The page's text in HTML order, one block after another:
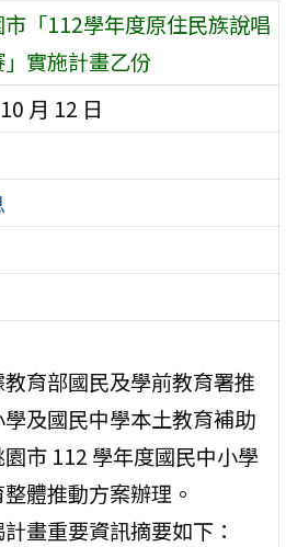
「112學年度原住民族說唱
實施計畫乙份
月 12 日
育部國民及學前教育署推
及國民中學本土教育補助
市 112 學年度國民中小學
體推動方案辦理。
畫重要資訊摘要如下：